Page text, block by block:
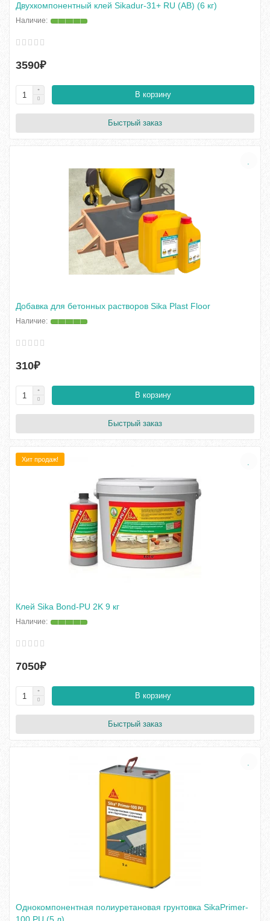
Двухкомпонентный клей Sikadur-31+ RU (AB) (6 кг)
3590₽
В корзину
Быстрый заказ
Добавка для бетонных растворов Sika Plast Floor
310₽
В корзину
Быстрый заказ
Хит продаж!
Клей Sika Bond-PU 2K 9 кг
7050₽
В корзину
Быстрый заказ
Однокомпонентная полиуретановая грунтовка SikaPrimer-